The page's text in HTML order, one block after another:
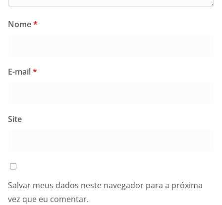
Nome*
E-mail*
Site
Salvar meus dados neste navegador para a próxima
vez que eu comentar.